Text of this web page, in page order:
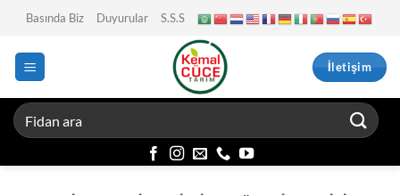
İçeriğeBasında Biz Duyurular S.S.S
İletişim